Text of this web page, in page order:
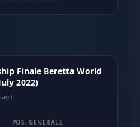
Finale Beretta World
2022)
POS. GENERALE